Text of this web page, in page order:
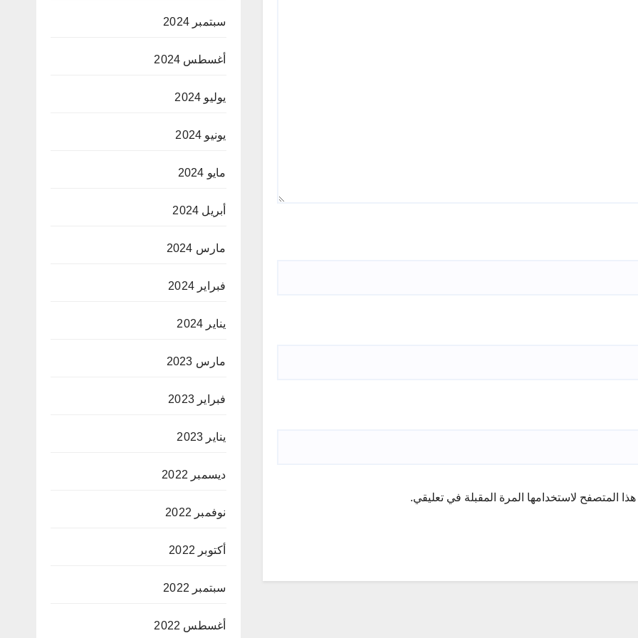
المتصفح لاستخدامها المرة المقبلة في تعليقي.
سبتمبر 2024
أغسطس 2024
يوليو 2024
يونيو 2024
مايو 2024
أبريل 2024
مارس 2024
فبراير 2024
يناير 2024
مارس 2023
فبراير 2023
يناير 2023
ديسمبر 2022
نوفمبر 2022
أكتوبر 2022
سبتمبر 2022
أغسطس 2022